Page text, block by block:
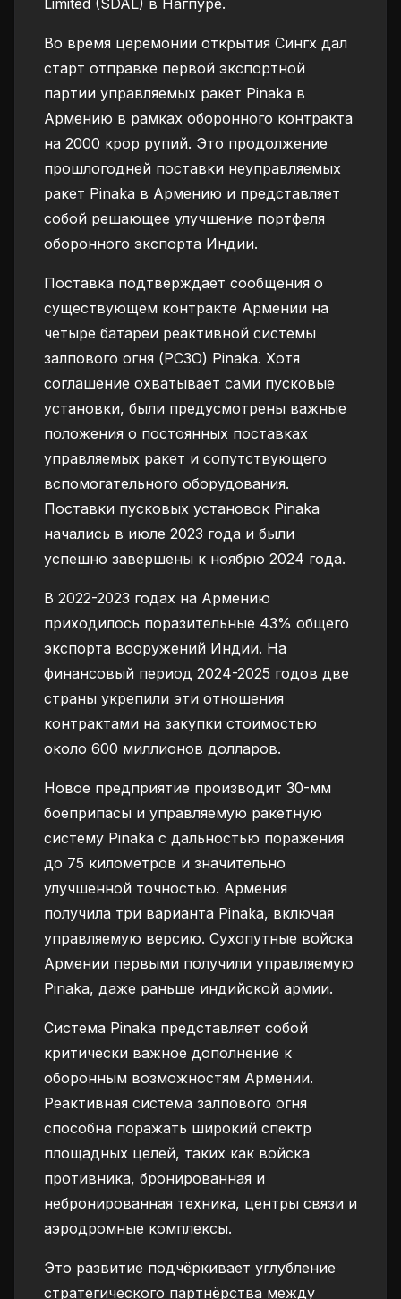
Limited (SDAL) в Нагпуре.
Во время церемонии открытия Сингх дал
старт отправке первой экспортной
партии управляемых ракет Pinaka в
Армению в рамках оборонного контракта
на 2000 крор рупий. Это продолжение
прошлогодней поставки неуправляемых
ракет Pinaka в Армению и представляет
собой решающее улучшение портфеля
оборонного экспорта Индии.
Поставка подтверждает сообщения о
существующем контракте Армении на
четыре батареи реактивной системы
залпового огня (РСЗО) Pinaka. Хотя
соглашение охватывает сами пусковые
установки, были предусмотрены важные
положения о постоянных поставках
управляемых ракет и сопутствующего
вспомогательного оборудования.
Поставки пусковых установок Pinaka
начались в июле 2023 года и были
успешно завершены к ноябрю 2024 года.
В 2022-2023 годах на Армению
приходилось поразительные 43% общего
экспорта вооружений Индии. На
финансовый период 2024-2025 годов две
страны укрепили эти отношения
контрактами на закупки стоимостью
около 600 миллионов долларов.
Новое предприятие производит 30-мм
боеприпасы и управляемую ракетную
систему Pinaka с дальностью поражения
до 75 километров и значительно
улучшенной точностью. Армения
получила три варианта Pinaka, включая
управляемую версию. Сухопутные войска
Армении первыми получили управляемую
Pinaka, даже раньше индийской армии.
Система Pinaka представляет собой
критически важное дополнение к
оборонным возможностям Армении.
Реактивная система залпового огня
способна поражать широкий спектр
площадных целей, таких как войска
противника, бронированная и
небронированная техника, центры связи и
аэродромные комплексы.
Это развитие подчёркивает углубление
стратегического партнёрства между